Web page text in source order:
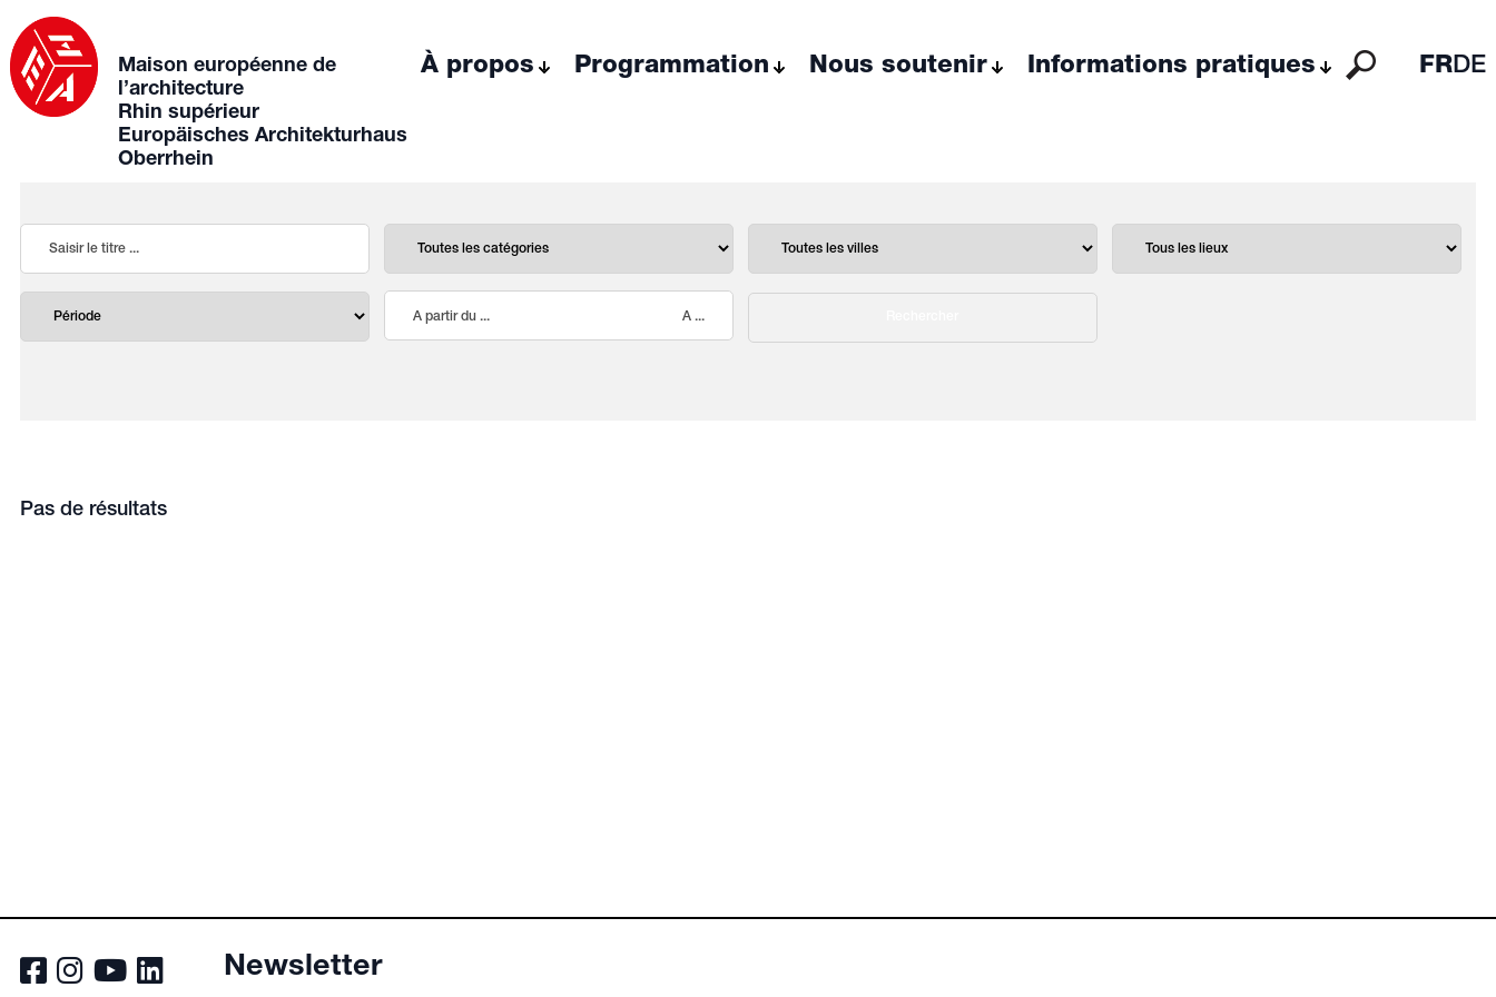
Maison européenne de
l’architecture
Rhin supérieur
Europäisches Architekturhaus
Oberrhein
À propos Programmation Nous soutenir Informations pratiques FRDE
Pas de résultats
Newsletter